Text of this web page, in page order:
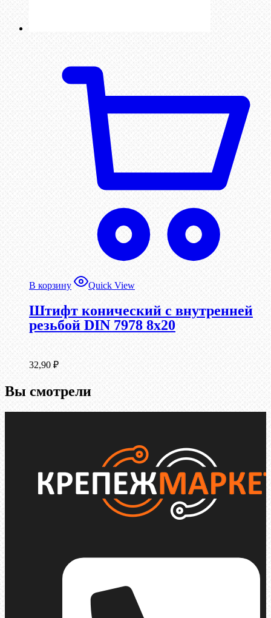
В корзину Quick View
Штифт конический с внутренней
резьбой DIN 7978 8х20
32,90 ₽
Вы смотрели